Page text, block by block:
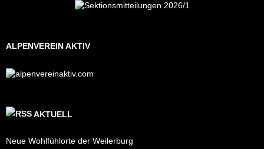
ALPENVEREIN AKTIV
AKTUELL
Neue Wohlfühlorte der Weilerburg